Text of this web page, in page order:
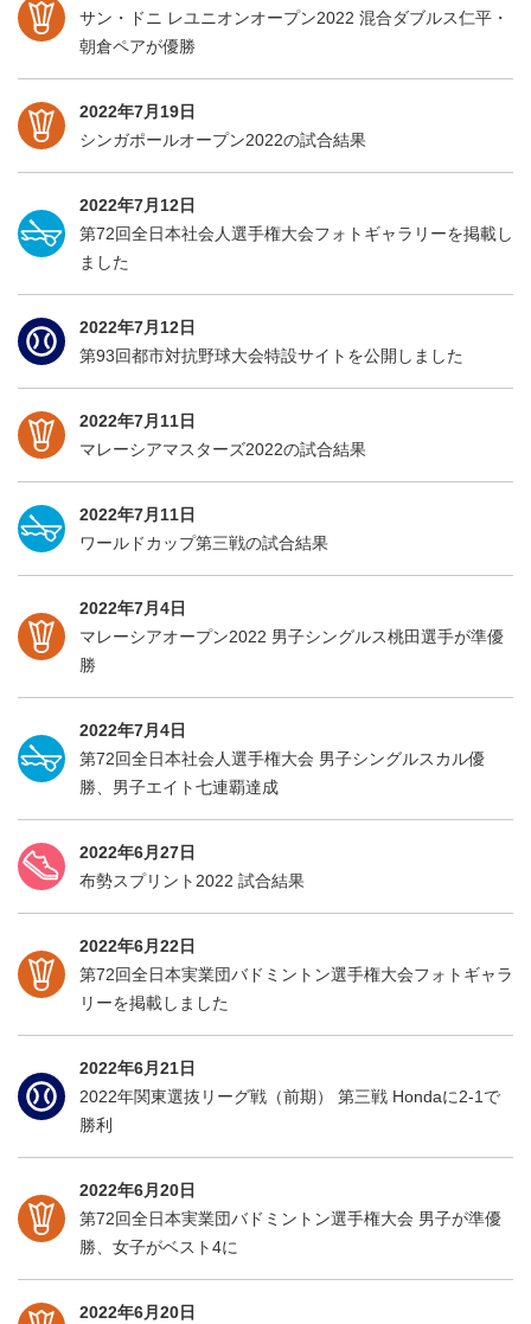
サン・ドニ レユニオンオープン2022 混合ダブルス仁平・
朝倉ペアが優勝
2022年7月19日
シンガポールオープン2022の試合結果
2022年7月12日
第72回全日本社会人選手権大会フォトギャラリーを掲載し
ました
2022年7月12日
第93回都市対抗野球大会特設サイトを公開しました
2022年7月11日
マレーシアマスターズ2022の試合結果
2022年7月11日
ワールドカップ第三戦の試合結果
2022年7月4日
マレーシアオープン2022 男子シングルス桃田選手が準優
勝
2022年7月4日
第72回全日本社会人選手権大会 男子シングルスカル優
勝、男子エイト七連覇達成
2022年6月27日
布勢スプリント2022 試合結果
2022年6月22日
第72回全日本実業団バドミントン選手権大会フォトギャラ
リーを掲載しました
2022年6月21日
2022年関東選抜リーグ戦（前期） 第三戦 Hondaに2-1で
勝利
2022年6月20日
第72回全日本実業団バドミントン選手権大会 男子が準優
勝、女子がベスト4に
2022年6月20日